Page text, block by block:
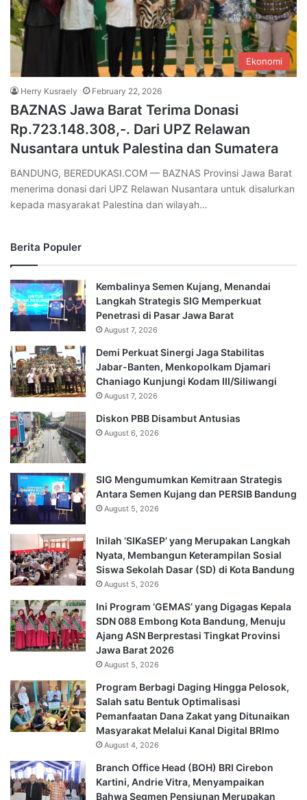
Ekonomi
Herry Kusraely February 22, 2026
BAZNAS Jawa Barat Terima Donasi
Rp.723.148.308,-. Dari UPZ Relawan
Nusantara untuk Palestina dan Sumatera
BANDUNG, BEREDUKASI.COM — BAZNAS Provinsi Jawa Barat
menerima donasi dari UPZ Relawan Nusantara untuk disalurkan
kepada masyarakat Palestina dan wilayah…
Berita Populer
Kembalinya Semen Kujang, Menandai
Langkah Strategis SIG Memperkuat
Penetrasi di Pasar Jawa Barat
August 7, 2026
Demi Perkuat Sinergi Jaga Stabilitas
Jabar-Banten, Menkopolkam Djamari
Chaniago Kunjungi Kodam III/Siliwangi
August 7, 2026
Diskon PBB Disambut Antusias
August 6, 2026
SIG Mengumumkan Kemitraan Strategis
Antara Semen Kujang dan PERSIB Bandung
August 5, 2026
Inilah ‘SIKaSEP’ yang Merupakan Langkah
Nyata, Membangun Keterampilan Sosial
Siswa Sekolah Dasar (SD) di Kota Bandung
August 5, 2026
Ini Program ‘GEMAS’ yang Digagas Kepala
SDN 088 Embong Kota Bandung, Menuju
Ajang ASN Berprestasi Tingkat Provinsi
Jawa Barat 2026
August 5, 2026
Program Berbagi Daging Hingga Pelosok,
Salah satu Bentuk Optimalisasi
Pemanfaatan Dana Zakat yang Ditunaikan
Masyarakat Melalui Kanal Digital BRImo
August 4, 2026
Branch Office Head (BOH) BRI Cirebon
Kartini, Andrie Vitra, Menyampaikan
Bahwa Segmen Pensiunan Merupakan